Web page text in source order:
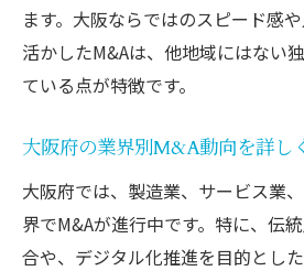
ます。大阪ならではのスピード感
活かしたM&Aは、他地域にはない
ている点が特徴です。
大阪府の業界別M&A動向を詳し
大阪府では、製造業、サービス業
界でM&Aが進行中です。特に、伝
合や、デジタル化推進を目的とし